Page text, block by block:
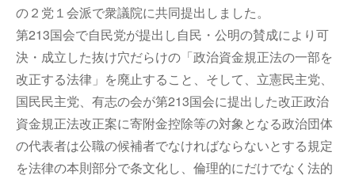
の２党１会派で衆議院に共同提出しました。
第213国会で自民党が提出し自民・公明の賛成により可
決・成立した抜け穴だらけの「政治資金規正法の一部を
改正する法律」を廃止すること、そして、立憲民主党、
国民民主党、有志の会が第213国会に提出した改正政治
資金規正法改正案に寄附金控除等の対象となる政治団体
の代表者は公職の候補者でなければならないとする規定
を法律の本則部分で条文化し、倫理的にだけでなく法的